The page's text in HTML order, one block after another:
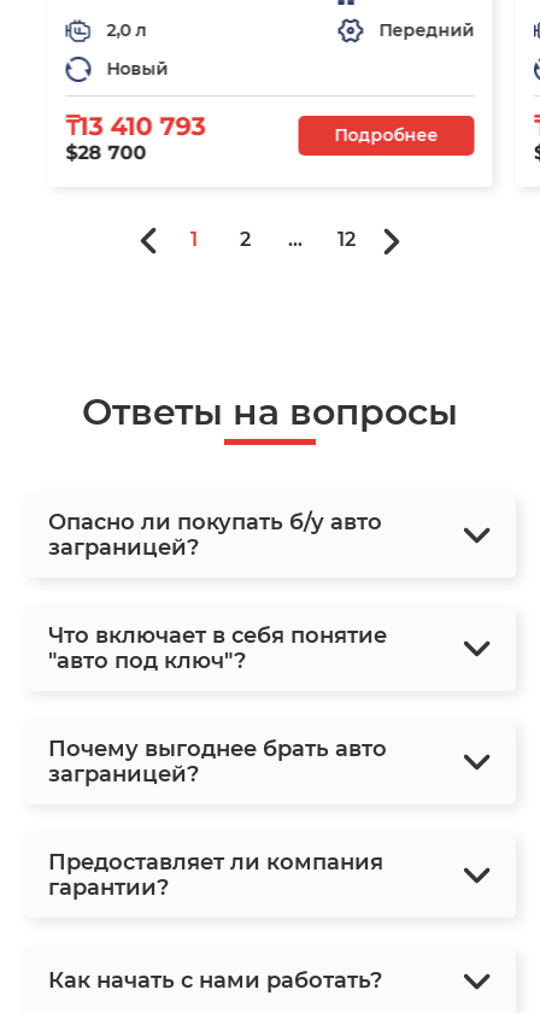
2,0 л
Передний
Новый
₸13 410 793
$28 700
Подробнее
1 2 ... 12
Ответы на вопросы
Опасно ли покупать б/у авто
заграницей?
Что включает в себя понятие
"авто под ключ"?
Почему выгоднее брать авто
заграницей?
Предоставляет ли компания
гарантии?
Как начать с нами работать?